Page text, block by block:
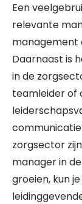
Een
relevante
management
Daarnaast is
in de
teamleider of
zorgsector
manager in
groeien, kun